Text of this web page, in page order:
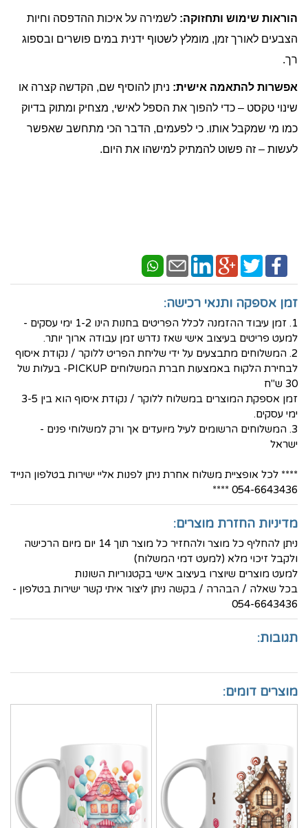
הוראות שימוש ותחזוקה: לשמירה על איכות ההדפסה וחיות
הצבעים לאורך זמן, מומלץ לשטוף ידנית במים פושרים ובספוג
רך.
אפשרות להתאמה אישית: ניתן להוסיף שם, הקדשה קצרה או
שינוי טקסט – כדי להפוך את הספל לאישי, מצחיק ומתוק בדיוק
כמו מי שמקבל אותו. כי לפעמים, הדבר הכי מתחשב שאפשר
לעשות – זה פשוט להמתיק למישהו את היום.
זמן אספקה ותנאי רכישה:
1. זמן עיבוד ההזמנה לכלל הפריטים בחנות הינו 1-2 ימי עסקים -
למעט פריטים בעיצוב אישי שאז נדרש זמן עבודה ארוך יותר.
2. המשלוחים מתבצעים על ידי שליחת הפריט ללוקר / נקודת איסוף
לבחירת הלקוח באמצעות חברת המשלוחים PICKUP- בעלות של
30 ש"ח
זמן אספקת המוצרים במשלוח ללוקר / נקודת איסוף הוא בין 3-5
ימי עסקים.
3. המשלוחים הרשומים לעיל מיועדים אך ורק למשלוחי פנים -
ישראל
**** לכל אופציית משלוח אחרת ניתן לפנות אליי ישירות בטלפון הנייד
054-6643436 ****
מדיניות החזרת מוצרים:
ניתן להחליף כל מוצר ולהחזיר כל מוצר תוך 14 יום מיום הרכישה
ולקבל זיכוי מלא (למעט דמי המשלוח)
למעט מוצרים שיוצרו בעיצוב אישי בקטגוריות השונות
בכל שאלה / הבהרה / בקשה ניתן ליצור איתי קשר ישירות בטלפון -
054-6643436
תגובות:
מוצרים דומים: